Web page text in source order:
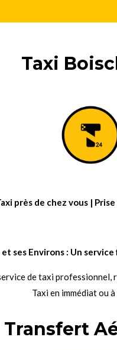
Taxi
près de chez vous |
ses Environs : Un
de taxi
Taxi en immédiat ou
Transfert